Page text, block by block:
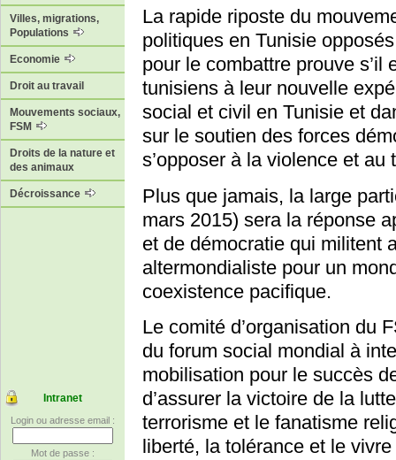
Villes, migrations,
Populations
Economie
Droit au travail
Mouvements sociaux,
FSM
Droits de la nature et
des animaux
Décroissance
Intranet
Login ou adresse email :
Mot de passe :
La rapide riposte du
politiques en Tunisie
pour le combattre prouve s’il
tunisiens à leur nouvelle
social et civil en Tunisie et
sur le soutien des forces
s’opposer à la violence et au
Plus que jamais, la large
mars 2015) sera la réponse
et de démocratie qui militent
altermondialiste pour un
coexistence pacifique.
Le comité d’organisation du
du forum social mondial à
mobilisation pour le succès
d’assurer la victoire de la
terrorisme et le fanatisme
liberté, la tolérance et le